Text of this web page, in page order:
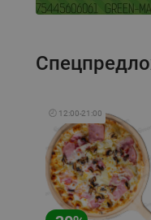
🕘 12:00-21:00